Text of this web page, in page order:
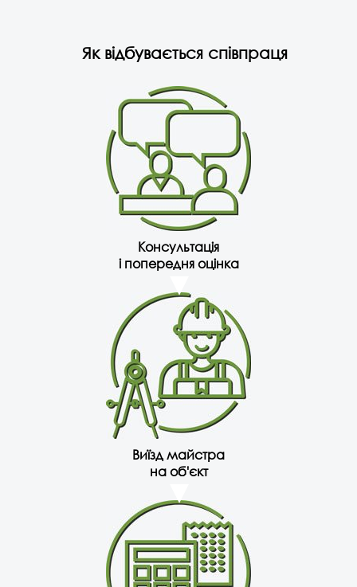
Як відбувається співпраця
Консультація
і попередня оцінка
Виїзд майстра
на об'єкт